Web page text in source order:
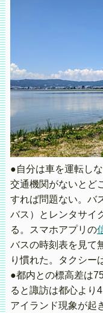
●自分は車を運転し
交通機関がないとど
すれば問題ない。バ
バス）とレンタサイ
る。スマホアプリの
バスの時刻表を見て
り慣れた。タクシー
●都内との標高差は
ると諏訪は都心より
アイランド現象が起